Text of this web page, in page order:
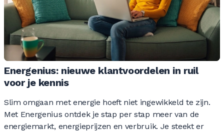
Energenius: nieuwe klantvoordelen in ruil
voor je kennis
Slim omgaan met energie hoeft niet ingewikkeld te zijn.
Met Energenius ontdek je stap per stap meer van de
energiemarkt, energieprijzen en verbruik. Je steekt er